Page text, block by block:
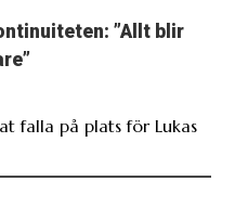
”Allt blir
falla på plats för Lukas